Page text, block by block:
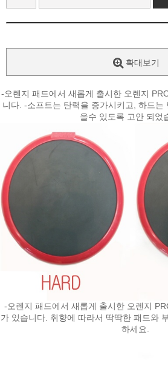
확대보기
-오렌지 패드에서 새롭게 출시한 오렌지
니다. -소프트는 탄력을 증가시키고, 하드는
을수 있도록 고안 되었
-오렌지 패드에서 새롭게 출시한 오렌지
가 있습니다. 취향에 따라서 딱딱한 패드와
하세요.